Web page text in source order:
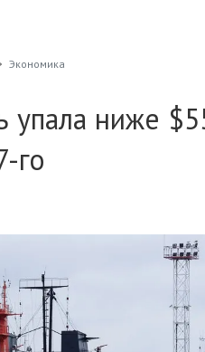
Экономика
упала ниже
го